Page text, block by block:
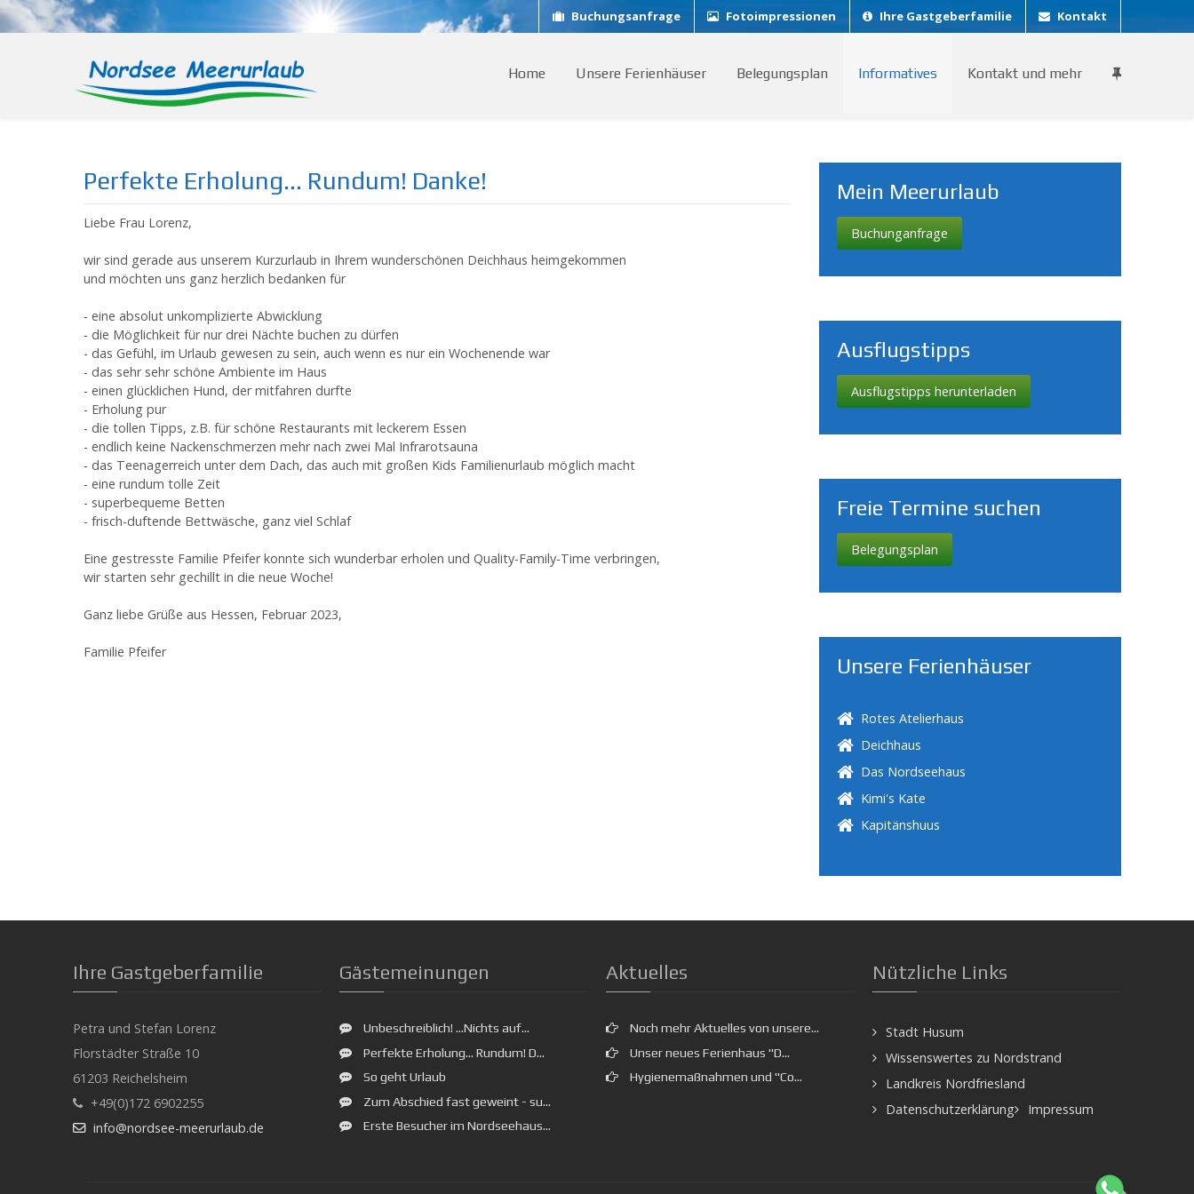
Buchungsanfrage Fotoimpressionen Ihre Gastgeberfamilie Kontakt
Home Unsere Ferienhäuser Belegungsplan Informatives Kontakt und mehr
Perfekte Erholung... Rundum! Danke!
Liebe Frau Lorenz,
wir sind gerade aus unserem Kurzurlaub in Ihrem wunderschönen Deichhaus heimgekommen
und möchten uns ganz herzlich bedanken für
- eine absolut unkomplizierte Abwicklung
- die Möglichkeit für nur drei Nächte buchen zu dürfen
- das Gefühl, im Urlaub gewesen zu sein, auch wenn es nur ein Wochenende war
- das sehr sehr schöne Ambiente im Haus
- einen glücklichen Hund, der mitfahren durfte
- Erholung pur
- die tollen Tipps, z.B. für schöne Restaurants mit leckerem Essen
- endlich keine Nackenschmerzen mehr nach zwei Mal Infrarotsauna
- das Teenagerreich unter dem Dach, das auch mit großen Kids Familienurlaub möglich macht
- eine rundum tolle Zeit
- superbequeme Betten
- frisch-duftende Bettwäsche, ganz viel Schlaf
Eine gestresste Familie Pfeifer konnte sich wunderbar erholen und Quality-Family-Time verbringen,
wir starten sehr gechillt in die neue Woche!
Ganz liebe Grüße aus Hessen, Februar 2023,
Familie Pfeifer
Mein Meerurlaub
Buchunganfrage
Ausflugstipps
Ausflugstipps herunterladen
Freie Termine suchen
Belegungsplan
Unsere Ferienhäuser
Rotes Atelierhaus
Deichhaus
Das Nordseehaus
Kimi's Kate
Kapitänshuus
Ihre Gastgeberfamilie
Petra und Stefan Lorenz
Florstädter Straße 10
61203 Reichelsheim
+49(0)172 6902255
info@nordsee-meerurlaub.de
Gästemeinungen
Unbeschreiblich! ...Nichts auf...
Perfekte Erholung... Rundum! D...
So geht Urlaub
Zum Abschied fast geweint - su...
Erste Besucher im Nordseehaus...
Aktuelles
Noch mehr Aktuelles von unsere...
Unser neues Ferienhaus "D...
Hygienemaßnahmen und "Co...
Nützliche Links
Stadt Husum
Wissenswertes zu Nordstrand
Landkreis Nordfriesland
Datenschutzerklärung
Impressum